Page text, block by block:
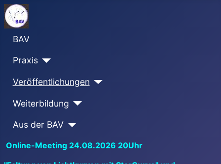
BAV
Praxis
Veröffentlichungen
Weiterbildung
Aus der BAV
Online-Meeting 24.08.2026 20Uhr